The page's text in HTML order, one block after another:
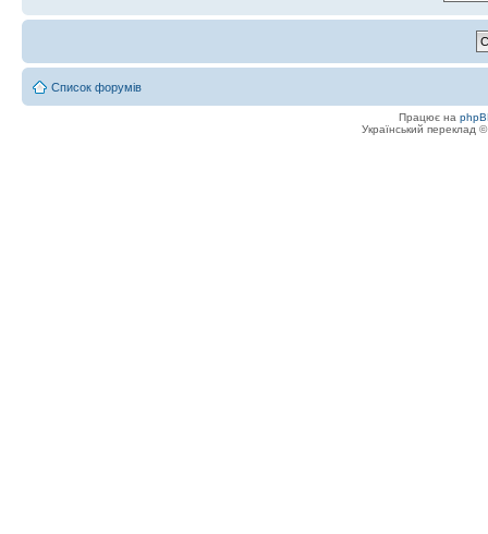
Список форумів
Працює на
Український переклад